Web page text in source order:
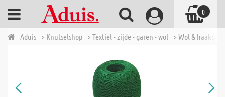
Aduis > Knutselshop > Textiel - zijde - garen - wol > Wol &
0